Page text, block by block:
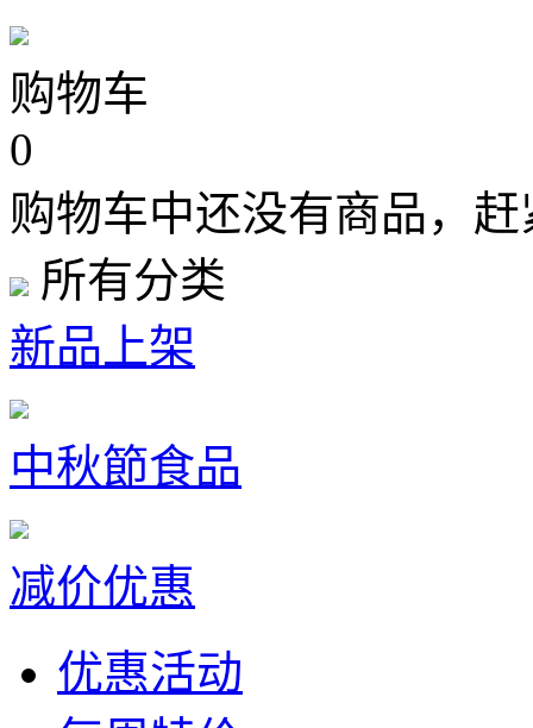
购物车
0
购物车中还没有商品，
所有分类
新品上架
中秋節食品
减价优惠
优惠活动